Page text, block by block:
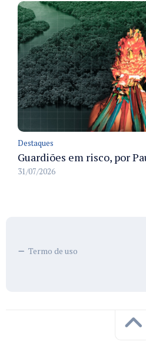
Destaques
Guardiões em risco, por
31/07/2026
Termo de uso